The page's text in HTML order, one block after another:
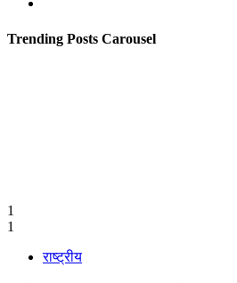
Trending Posts Carousel
1
1
राष्ट्रीय